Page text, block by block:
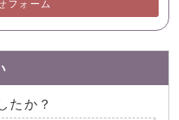
フォーム
たか？